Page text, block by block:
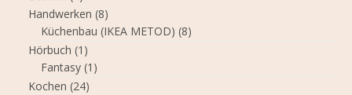
Handwerken (8)
Küchenbau (IKEA METOD) (8)
Hörbuch (1)
Fantasy (1)
Kochen (24)